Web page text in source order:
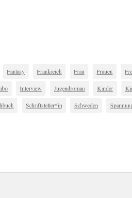
Fantasy Frankreich Frau Frauen
Interview Jugendroman Kinder
Schriftsteller*in Schweden